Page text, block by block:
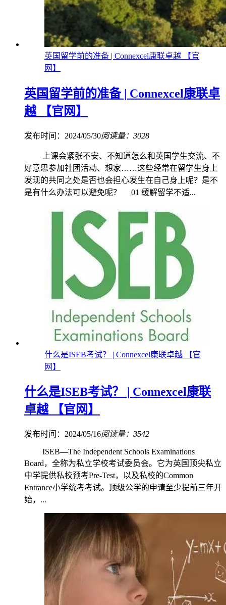
英国留学前的准备 | Connexcel康联卓越 【官
网】
英国留学前的准备 | Connexcel康联卓
越 【官网】
发布时间：2024/05/30阅读量：3028
上课会紧张不安、不知道怎么和英国学生交流、不
好意思参加社团活动、想家……这些经常在留学生身上
发现的共同之处是否也会担心发生在自己身上呢？是不
是有什么办法可以避免呢？ 01 缓解留学不适...
什么是ISEB考试？ | Connexcel康联卓越 【官
网】
什么是ISEB考试？ | Connexcel康联
卓越 【官网】
发布时间：2024/05/16阅读量：3542
ISEB—The Independent Schools Examinations
Board，全称为私立学校考试委员会。它为英国顶尖私立
中学提供私校预考Pre-Test，以及私校的Common
Entrance小学统考考试。顶级公学的申请至少提前三年开
始，...